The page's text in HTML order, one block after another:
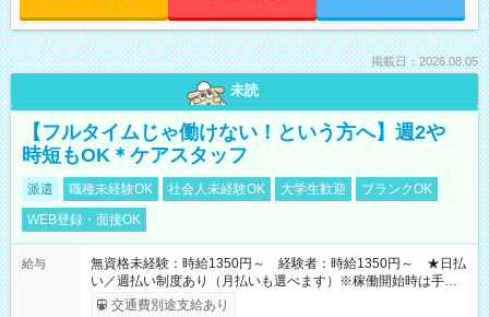
掲載日：2026.08.05
未読
【フルタイムじゃ働けない！という方へ】週2や
時短もOK＊ケアスタッフ
派遣 職種未経験OK 社会人未経験OK 大学生歓迎
ブランクOK
WEB登録・面接OK
給与
無資格未経験：時給1350円～ 経験者：時給1350円～ ★日払
い／週払い制度あり（月払いも選べます）※稼働開始時は手続き
完了次第のお支払いとなります。
交通費別途支給あり